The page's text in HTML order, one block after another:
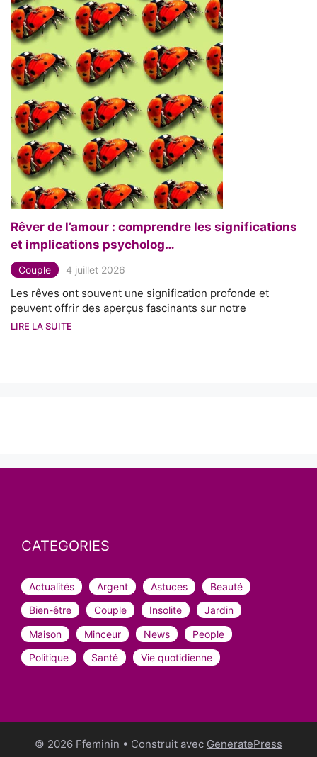
Rêver de l’amour : comprendre les significations
et implications psycholog…
Couple 4 juillet 2026
Les rêves ont souvent une signification profonde et
peuvent offrir des aperçus fascinants sur notre
LIRE LA SUITE
CATEGORIES
Actualités Argent Astuces
Beauté
Bien-être
Couple Insolite
Jardin
Maison
Minceur News
People
Politique
Santé Vie quotidienne
© 2026 Ffeminin • Construit avec GeneratePress